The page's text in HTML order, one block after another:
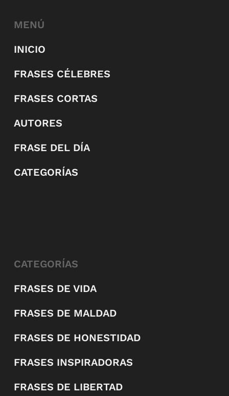
MENÚ
INICIO
FRASES CÉLEBRES
FRASES CORTAS
AUTORES
FRASE DEL DÍA
CATEGORÍAS
CATEGORÍAS
FRASES DE VIDA
FRASES DE MALDAD
FRASES DE HONESTIDAD
FRASES INSPIRADORAS
FRASES DE LIBERTAD